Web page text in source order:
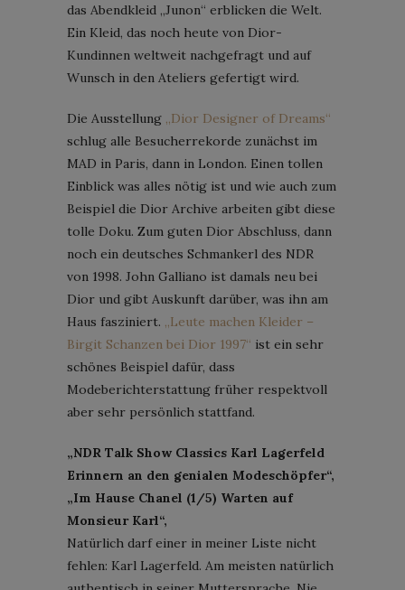
das Abendkleid „Junon“ erblicken die Welt.
Ein Kleid, das noch heute von Dior-
Kundinnen weltweit nachgefragt und auf
Wunsch in den Ateliers gefertigt wird.
Die Ausstellung
„Dior Designer of Dreams“
schlug alle Besucherrekorde zunächst im
MAD in Paris, dann in London. Einen tollen
Einblick was alles nötig ist und wie auch zum
Beispiel die Dior Archive arbeiten gibt diese
tolle Doku. Zum guten Dior Abschluss, dann
noch ein deutsches Schmankerl des NDR
von 1998. John Galliano ist damals neu bei
Dior und gibt Auskunft darüber, was ihn am
Haus fasziniert.
„Leute machen Kleider –
Birgit Schanzen bei Dior 1997“ ist ein sehr
schönes Beispiel dafür, dass
Modeberichterstattung früher respektvoll
aber sehr persönlich stattfand.
„NDR Talk Show Classics Karl Lagerfeld
Erinnern an den genialen Modeschöpfer“,
„Im Hause Chanel (1/5) Warten auf
Monsieur Karl“,
Natürlich darf einer in meiner Liste nicht
fehlen: Karl Lagerfeld. Am meisten natürlich